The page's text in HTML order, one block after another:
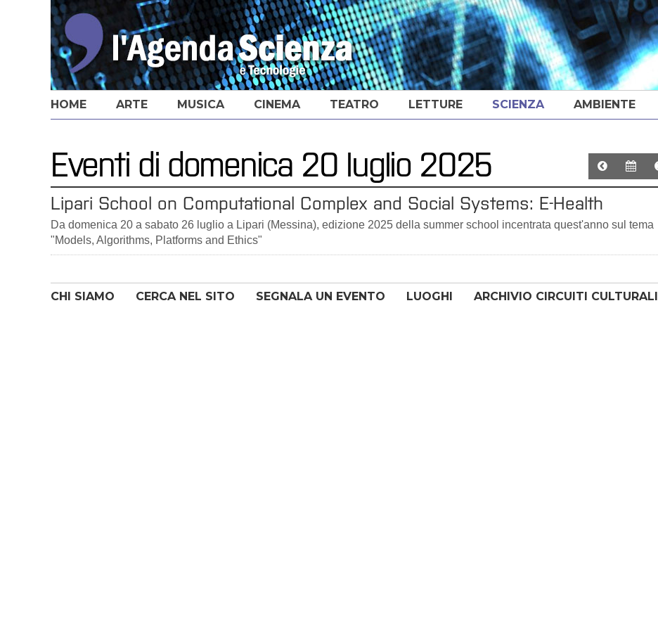
HOME ARTE MUSICA CINEMA TEATRO LETTURE SCIENZA AMBIENTE
Eventi di domenica 20 luglio 2025
Lipari School on Computational Complex and Social Systems: E-Health
Da domenica 20 a sabato 26 luglio a Lipari (Messina), edizione 2025 della summer school incentrata quest'anno sul tema
"Models, Algorithms, Platforms and Ethics"
CHI SIAMO CERCA NEL SITO SEGNALA UN EVENTO LUOGHI ARCHIVIO CIRCUITI CULTURALI